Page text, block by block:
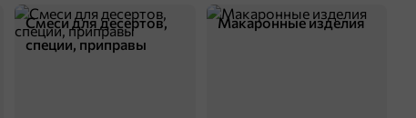
Поделиться
Смеси для десертов,
специи, приправы
Макаронные изделия